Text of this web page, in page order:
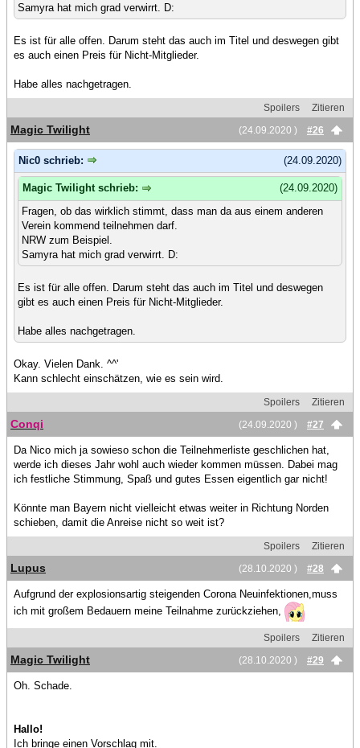
Samyra hat mich grad verwirrt. D:
Es ist für alle offen. Darum steht das auch im Titel und deswegen gibt
es auch einen Preis für Nicht-Mitglieder.
Habe alles nachgetragen.
Spoilers
Zitieren
(24.09.2020 )
#26
Magic Twilight
(24.09.2020)
Nic0 schrieb:
(24.09.2020)
Magic Twilight schrieb:
Fragen, ob das wirklich stimmt, dass man da aus einem anderen
Verein kommend teilnehmen darf.
NRW zum Beispiel.
Samyra hat mich grad verwirrt. D:
Es ist für alle offen. Darum steht das auch im Titel und deswegen
gibt es auch einen Preis für Nicht-Mitglieder.
Habe alles nachgetragen.
Okay. Vielen Dank. ^^'
Kann schlecht einschätzen, wie es sein wird.
Spoilers
Zitieren
(24.09.2020 )
#27
Conqi
Da Nico mich ja sowieso schon die Teilnehmerliste geschlichen hat,
werde ich dieses Jahr wohl auch wieder kommen müssen. Dabei mag
ich festliche Stimmung, Spaß und gutes Essen eigentlich gar nicht!
Könnte man Bayern nicht vielleicht etwas weiter in Richtung Norden
schieben, damit die Anreise nicht so weit ist?
Spoilers
Zitieren
(28.10.2020 )
#28
Lupus
Aufgrund der explosionsartig steigenden Corona Neuinfektionen,muss
ich mit großem Bedauern meine Teilnahme zurückziehen,
Spoilers
Zitieren
(28.10.2020 )
#29
Magic Twilight
Oh. Schade.
Hallo!
Ich bringe einen Vorschlag mit.